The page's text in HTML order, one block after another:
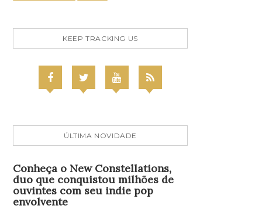
KEEP TRACKING US
ÚLTIMA NOVIDADE
Conheça o New Constellations,
duo que conquistou milhões de
ouvintes com seu indie pop
envolvente